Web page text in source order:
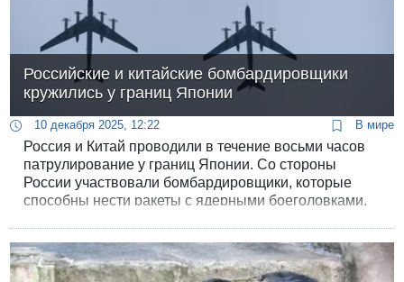
Российские и китайские бомбардировщики
кружились у границ Японии
10 декабря 2025, 12:22 В мире
Россия и Китай проводили в течение восьми часов
патрулирование у границ Японии. Со стороны
России участвовали бомбардировщики, которые
способны нести ракеты с ядерными боеголовками.